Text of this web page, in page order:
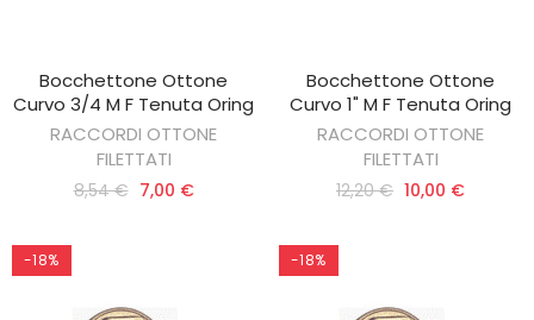
AGGIUNGI AL CARRELLO
Bocchettone Ottone
Curvo 3/4 M F Tenuta Oring
RACCORDI OTTONE
FILETTATI
8,54 € 7,00 €
AGGIUNGI AL CARRELLO
Bocchettone Ottone
Curvo 1" M F Tenuta Oring
RACCORDI OTTONE
FILETTATI
12,20 € 10,00 €
-18% -18%